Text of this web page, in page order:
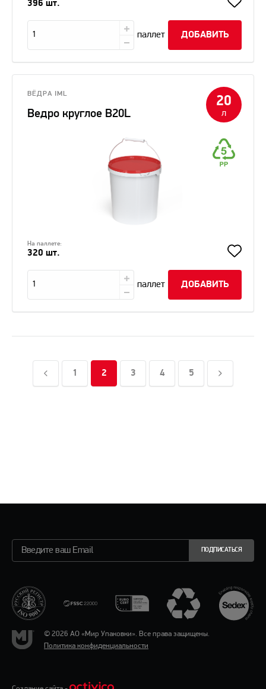
396 шт.
паллет ДОБАВИТЬ
20
л
ВЁДРА IML
Ведро круглое В20L
На паллете:
320 шт.
паллет ДОБАВИТЬ
1 2 3 4 5
ПОДПИСАТЬСЯ
© 2026 АО «Мир Упаковки». Все права защищены.
Политика конфиденциальности